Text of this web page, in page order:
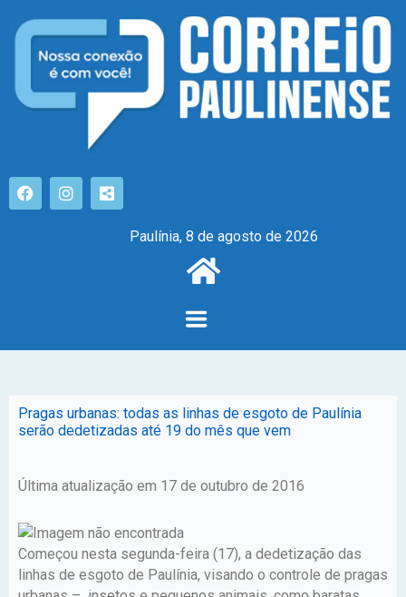
Paulínia, 8 de agosto de 2026
Pragas urbanas: todas as linhas de esgoto de Paulínia
serão dedetizadas até 19 do mês que vem
Última atualização em 17 de outubro de 2016
Começou nesta segunda-feira (17), a dedetização das
linhas de esgoto de Paulínia, visando o controle de pragas